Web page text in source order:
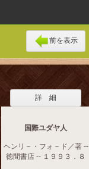
前を表示
詳 細
国際ユダヤ人
ヘンリ－・フォ－ド／著 --
徳間書店 -- １９９３．８